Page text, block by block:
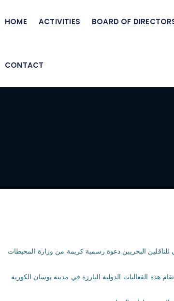
HOME ACTIVITIES BOARD OF
CONTACT
للناقلين البحريين دعوة رسمية كريمة من وزارة المحيطات
للملاحة البحرية”. من المقرر أن تقام هذه الفعاليات الدولية البارزة في مدينة بوسان الكورية